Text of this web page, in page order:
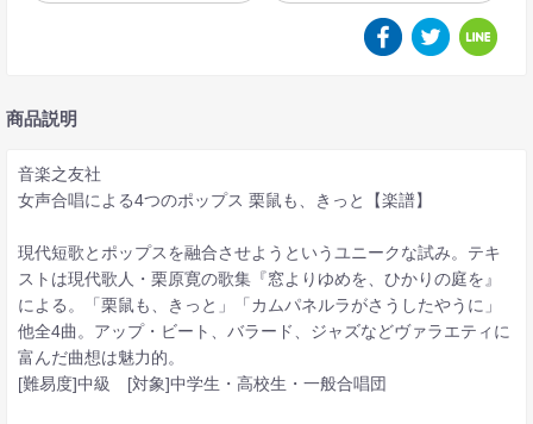
商品説明
音楽之友社
女声合唱による4つのポップス 栗鼠も、きっと【楽譜】
現代短歌とポップスを融合させようというユニークな試み。テキ
ストは現代歌人・栗原寛の歌集『窓よりゆめを、ひかりの庭を』
による。「栗鼠も、きっと」「カムパネルラがさうしたやうに」
他全4曲。アップ・ビート、バラード、ジャズなどヴァラエティに
富んだ曲想は魅力的。
[難易度]中級 [対象]中学生・高校生・一般合唱団